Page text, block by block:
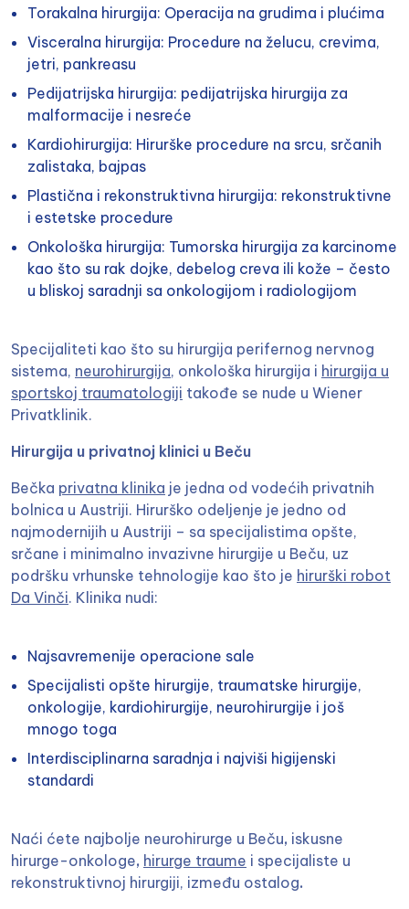
Torakalna hirurgija: Operacija na grudima i plućima
Visceralna hirurgija: Procedure na želucu, crevima,
jetri, pankreasu
Pedijatrijska hirurgija: pedijatrijska hirurgija za
malformacije i nesreće
Kardiohirurgija: Hirurške procedure na srcu, srčanih
zalistaka, bajpas
Plastična i rekonstruktivna hirurgija: rekonstruktivne
i estetske procedure
Onkološka hirurgija: Tumorska hirurgija za karcinome
kao što su rak dojke, debelog creva ili kože – često
u bliskoj saradnji sa onkologijom i radiologijom
Specijaliteti kao što su hirurgija perifernog nervnog
sistema, neurohirurgija, onkološka hirurgija i hirurgija u
sportskoj traumatologiji takođe se nude u Wiener
Privatklinik.
Hirurgija u privatnoj klinici u Beču
Bečka privatna klinika je jedna od vodećih privatnih
bolnica u Austriji. Hirurško odeljenje je jedno od
najmodernijih u Austriji – sa specijalistima opšte,
srčane i minimalno invazivne hirurgije u Beču, uz
podršku vrhunske tehnologije kao što je hirurški robot
Da Vinči. Klinika nudi:
Najsavremenije operacione sale
Specijalisti opšte hirurgije, traumatske hirurgije,
onkologije, kardiohirurgije, neurohirurgije i još
mnogo toga
Interdisciplinarna saradnja i najviši higijenski
standardi
Naći ćete najbolje neurohirurge u Beču, iskusne
hirurge-onkologe, hirurge traume i specijaliste u
rekonstruktivnoj hirurgiji, između ostalog.